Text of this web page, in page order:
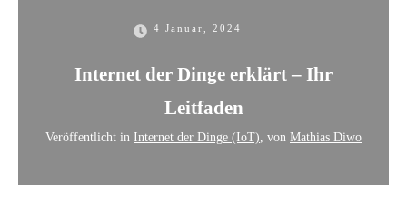
4 Januar, 2024
Internet der Dinge erklärt – Ihr
Leitfaden
Veröffentlicht in Internet der Dinge (IoT) , von Mathias Diwo